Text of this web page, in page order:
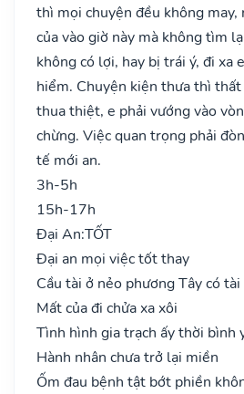
thì mọi chuyện đều không
của vào giờ này mà không tìm
không có lợi, hay bị trái ý, đi xa
hiểm. Chuyện kiện thưa thì
thua thiệt, e phải vướng vào
chừng. Việc quan trọng phải
tế mới an.
3h-5h
15h-17h
Đại An:TỐT
Đại an mọi việc tốt thay
Cầu tài ở nẻo phương Tây có tài
Mất của đi chửa xa xôi
Tình hình gia trạch ấy thời bình
Hành nhân chưa trở lại miền
Ốm đau bệnh tật bớt phiền